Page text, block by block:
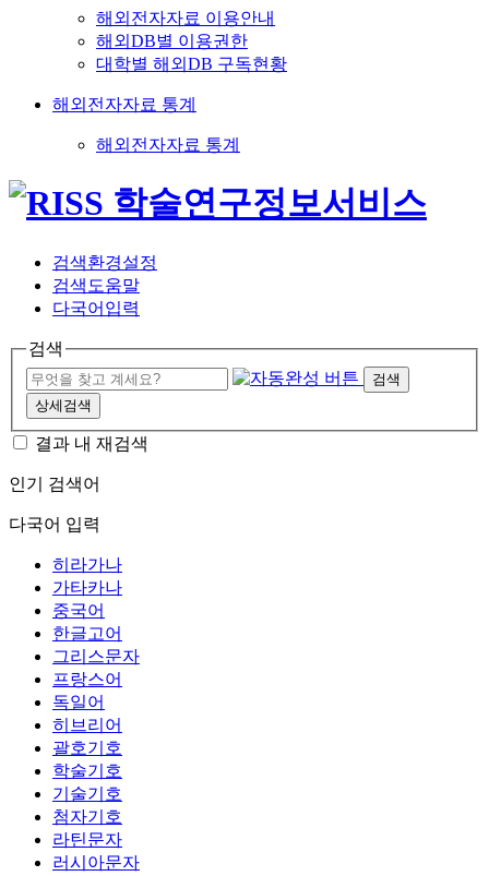
해외전자자료 이용안내
해외DB별 이용권한
대학별 해외DB 구독현황
해외전자자료 통계
해외전자자료 통계
검색환경설정
검색도움말
다국어입력
검색
검색
상세검색
결과 내 재검색
인기 검색어
다국어 입력
히라가나
가타카나
중국어
한글고어
그리스문자
프랑스어
독일어
히브리어
괄호기호
학술기호
기술기호
첨자기호
라틴문자
러시아문자